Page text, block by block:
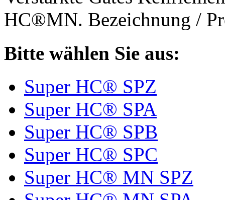
HC®MN. Bezeichnung /
Bitte wählen Sie aus:
Super HC® SPZ
Super HC® SPA
Super HC® SPB
Super HC® SPC
Super HC® MN SPZ